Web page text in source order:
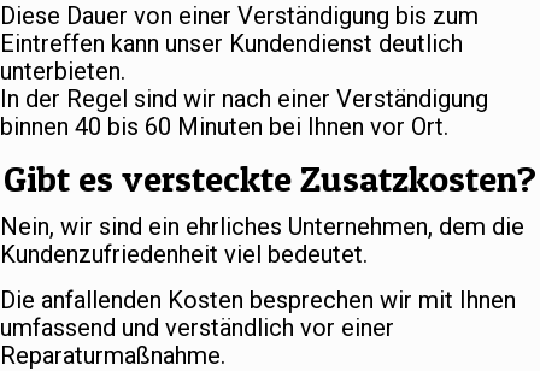
Diese Dauer von einer Verständigung bis zum
Eintreffen kann unser Kundendienst deutlich
unterbieten.
In der Regel sind wir nach einer Verständigung
binnen 40 bis 60 Minuten bei Ihnen vor Ort.
Gibt es versteckte Zusatzkosten?
Nein, wir sind ein ehrliches Unternehmen, dem die
Kundenzufriedenheit viel bedeutet.
Die anfallenden Kosten besprechen wir mit Ihnen
umfassend und verständlich vor einer
Reparaturmaßnahme.